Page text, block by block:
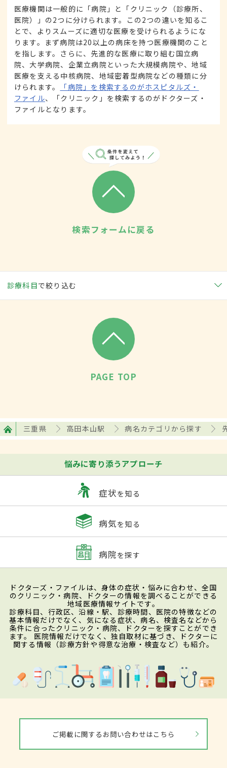
医療機関は一般的に「病院」と「クリニック（診療所、
医院）」の2つに分けられます。この2つの違いを知るこ
とで、よりスムーズに適切な医療を受けられるようにな
ります。まず病院は20以上の病床を持つ医療機関のこと
を指します。さらに、先進的な医療に取り組む国立病
院、大学病院、企業立病院といった大規模病院や、地域
医療を支える中核病院、地域密着型病院などの種類に分
けられます。
「病院」を検索するのがホスピタルズ・
ファイル、「クリニック」を検索するのがドクターズ・
ファイルとなります。
検索フォームに戻る
診療科目で絞り込む
PAGE TOP
三重県 高田本山駅 病名カテゴリから探す
悩みに寄り添うアプローチ
症状を知る
病気を知る
病院を探す
ドクターズ・ファイルは、身体の症状・悩みに合わせ、全国
のクリニック・病院、ドクターの情報を調べることができる
地域医療情報サイトです。
診療科目、行政区、沿線・駅、診療時間、医院の特徴などの
基本情報だけでなく、気になる症状、病名、検査名などから
条件に合ったクリニック・病院、ドクターを探すことができ
ます。 医院情報だけでなく、独自取材に基づき、ドクターに
関する情報（診療方針や得意な治療・検査など）も紹介。
ご掲載に関するお問い合わせはこちら